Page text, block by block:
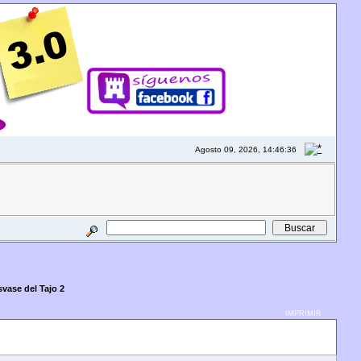
Agosto 09, 2026, 14:46:36
del Tajo 2
IMPRIMIR